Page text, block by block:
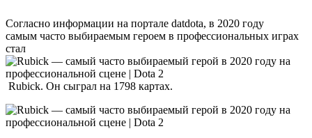
Согласно информации на портале datdota, в 2020 году
самым часто выбираемым героем в профессиональных играх
стал
Rubick. Он сыграл на 1798 картах.